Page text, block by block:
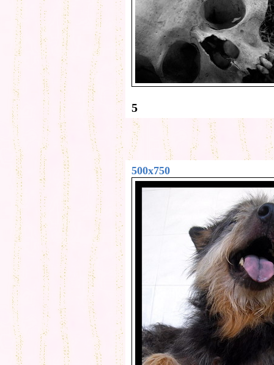
5
500x750